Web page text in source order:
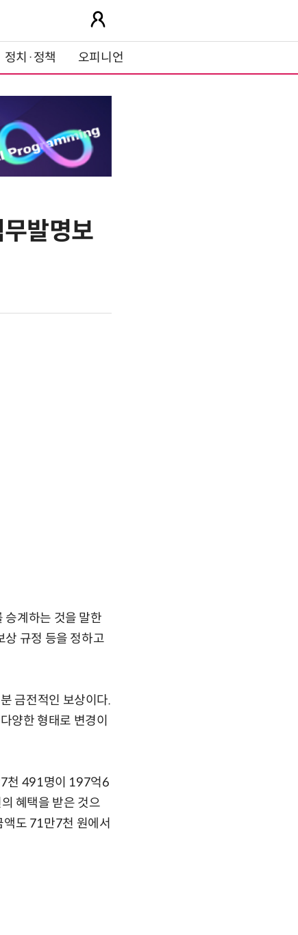
정치·정책 오피니언
발명보
승계하는 것을 말한
상 규정 등을 정하고
금전적인 보상이다.
양한 형태로 변경이
7천 491명이 197억6
혜택을 받은 것으
도 71만7천 원에서